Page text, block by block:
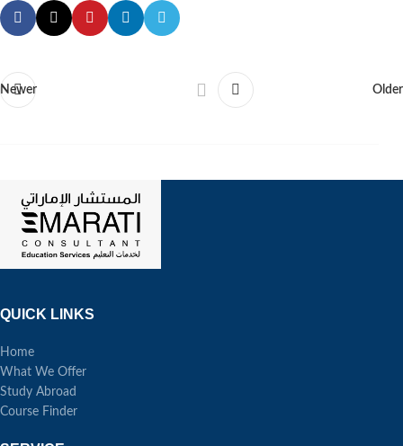
Newer Older
QUICK LINKS
Home
What We Offer
Study Abroad
Course Finder